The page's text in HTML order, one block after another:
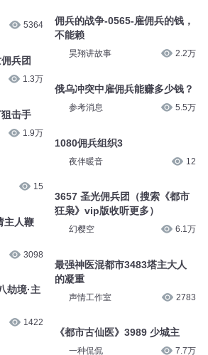
5364
兵团
1.3万
击手
1.9万
15
主人鞭
3098
劫境·主
1422
佣兵的战争-0565-雇佣兵的钱，
不能赖
昊翔讲故事 2.2万
俄乌冲突中雇佣兵能赚多少钱？
参考消息 5.5万
1080佣兵组织3
夜伴暖音 12
3657 圣光佣兵团（搜索《都市
狂枭》vip版收听更多）
幻樱空 6.1万
最强神医混都市3483塔主大人
的凝重
声情工作室 2783
《都市古仙医》3989 少城主
一种侃侃 7.7万